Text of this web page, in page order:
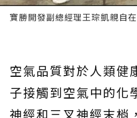
寶勝開發副總經理王琮凱親自
空氣品質對於人類健
子接觸到空氣中的化
神經和三叉神經末梢